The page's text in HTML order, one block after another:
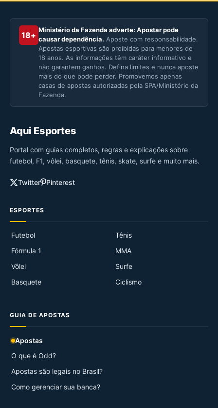
18+
Ministério da Fazenda adverte: Apostar pode
causar dependência. Aposte com responsabilidade.
Apostas esportivas são proibidas para menores de
18 anos. As informações têm caráter informativo e
não garantem ganhos. Defina limites e nunca aposte
mais do que pode perder. Promovemos apenas
casas de apostas autorizadas pela SPA/Ministério da
Fazenda.
Aqui Esportes
Portal com guias completos, regras e explicações sobre
futebol, F1, vôlei, basquete, tênis, skate, surfe e muito mais.
Twitter Pinterest
ESPORTES
Futebol
Fórmula 1
Vôlei
Basquete
Tênis
MMA
Surfe
Ciclismo
GUIA DE APOSTAS
Apostas
O que é Odd?
Apostas são legais no Brasil?
Como gerenciar sua banca?